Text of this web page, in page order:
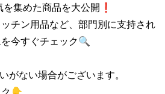
集めた商品を大公開❗
チン用品など、部門別に支持され
今すぐチェック🔍
がない場合がございます。